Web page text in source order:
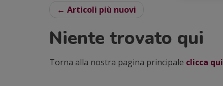
← Articoli più nuovi
Niente trovato qui
Torna alla nostra pagina principale clicca qui